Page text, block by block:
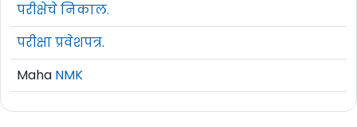
परीक्षेचे निकाल.
परीक्षा प्रवेशपत्र.
Maha NMK